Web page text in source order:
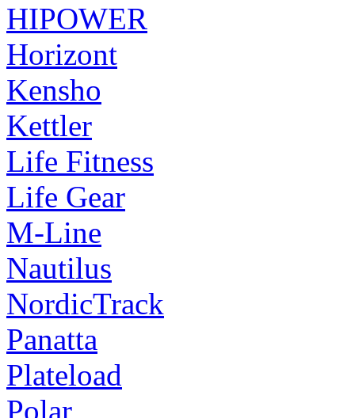
HIPOWER
Horizont
Kensho
Kettler
Life Fitness
Life Gear
M-Line
Nautilus
NordicTrack
Panatta
Plateload
Polar